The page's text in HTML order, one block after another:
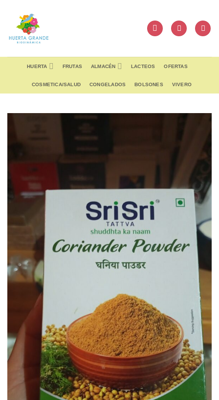
content
HUERTA FRUTAS ALMACÉN LACTEOS OFERTAS
COSMETICA/SALUD CONGELADOS BOLSONES VIVERO